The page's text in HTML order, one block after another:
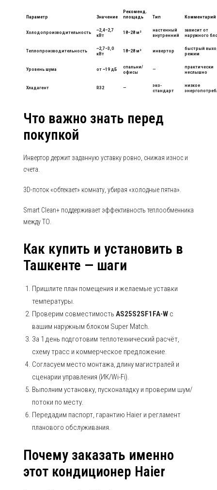
Параметр Значение
Рекоменд.
площадь
Тип Комментарий
Холодопроизводительность
~2,4–2,7
кВт
18–28 м²
настенный
внутренний
зависит от
наружного
Теплопроизводительность
~2,7–3,0
кВт
18–28 м² инвертор
быстрый
режим
Уровень шума от ~19 дБ
спальни/
офисы
—
практически
неслышно
Хладагент R32 —
эко-
стандарт
низкое
Что важно знать перед
покупкой
Инвертор держит заданную уставку ровно, снижая износ и
счета.
3D-поток «обтекает» комнату, убирая «холодные пятна».
Smart Clean+ поддерживает эффективность теплообменника
между ТО.
Как купить и установить в
Ташкенте — шаги
Пришлите план помещения и желаемые уставки
температуры.
Проверим совместимость AS25S2SF1FA-W с
вашим наружным блоком Super Match.
За 1 день подготовим теплотехнический расчёт,
схему трасс и коммерческое предложение.
Согласуем место монтажа, длину магистралей и
сценарии управления (ИК/Wi-Fi).
Выполним установку, пусконаладку и проверим шум/
потоки по месту.
Передадим паспорт, гарантию Haier и регламент
планового обслуживания.
Почему заказать именно
этот кондиционер Haier